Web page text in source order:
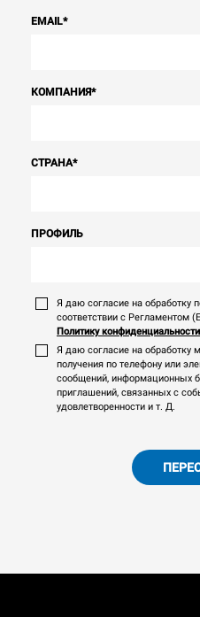
EMAIL*
КОМПАНИЯ*
СТРАНА*
ПРОФИЛЬ
Я даю согласие на обработку
соответствии с Регламентом
Политику конфиденциальности
Я даю согласие на обработку
получения по телефону или
сообщений, информационных
приглашений, связанных с
удовлетворенности и т. Д.